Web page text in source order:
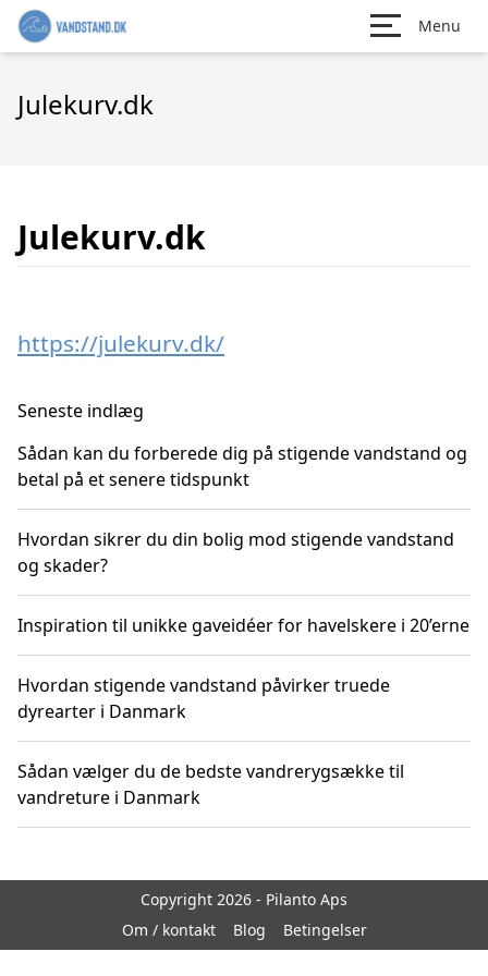
Menu
Julekurv.dk
Julekurv.dk
https://julekurv.dk/
Seneste indlæg
Sådan kan du forberede dig på stigende vandstand og
betal på et senere tidspunkt
Hvordan sikrer du din bolig mod stigende vandstand
og skader?
Inspiration til unikke gaveidéer for havelskere i 20’erne
Hvordan stigende vandstand påvirker truede
dyrearter i Danmark
Sådan vælger du de bedste vandrerygsække til
vandreture i Danmark
Copyright 2026 - Pilanto Aps
Om / kontakt
Blog Betingelser